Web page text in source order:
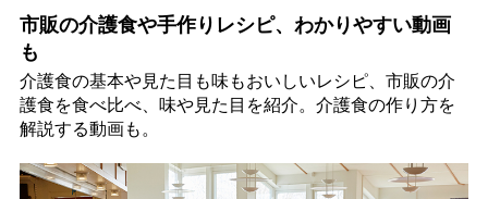
市販の介護食や手作りレシピ、わかりやすい動画
も
介護食の基本や見た目も味もおいしいレシピ、市販の介
護食を食べ比べ、味や見た目を紹介。介護食の作り方を
解説する動画も。